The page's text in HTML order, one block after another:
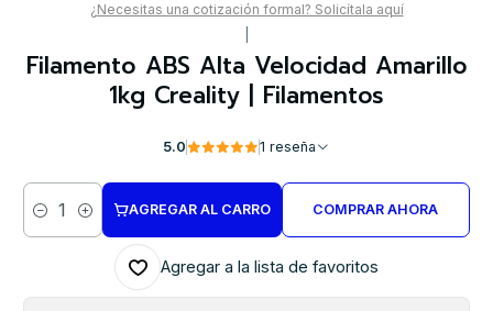
¿Necesitas una cotización formal? Solicítala aquí
Filamento ABS Alta Velocidad Amarillo
1kg Creality | Filamentos
5.0 1 reseña
Cantidad
AGREGAR AL CARRO COMPRAR AHORA
Agregar a la lista de favoritos